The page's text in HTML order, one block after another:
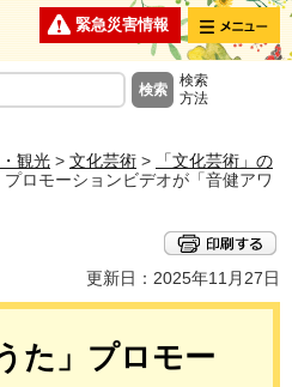
緊急災害情報 メニュー
検索
方法
観光 > 文化芸術 >
「文化芸術」の
ロモーションビデオが「音健アワ
更新日：2025年11月27日
た」プロモー